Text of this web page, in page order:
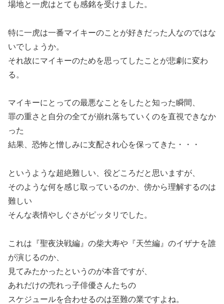
場地と一虎はとても感銘を受けました。
特に一虎は一番マイキーのことが好きだった人なのではな
いでしょうか。
それ故にマイキーのためを思ってしたことが悲劇に変わ
る。
マイキーにとっての最悪なことをしたと知った瞬間、
罪の重さと自分の全てが崩れ落ちていくのを直視できなか
った
結果、恐怖と憎しみに支配され心を保ってきた・・・
というような超絶難しい、役どころだと思いますが、
そのような何を感じ取っているのか、傍から理解するのは
難しい
そんな表情やしぐさがピッタリでした。
これは『聖夜決戦編』の柴大寿や『天竺編』のイザナを誰
が演じるのか、
見てみたかったというのが本音ですが、
あれだけの売れっ子俳優さんたちの
スケジュールを合わせるのは至難の業ですよね。